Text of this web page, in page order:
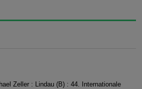
Zeller : Lindau (B) : 44. Internationale